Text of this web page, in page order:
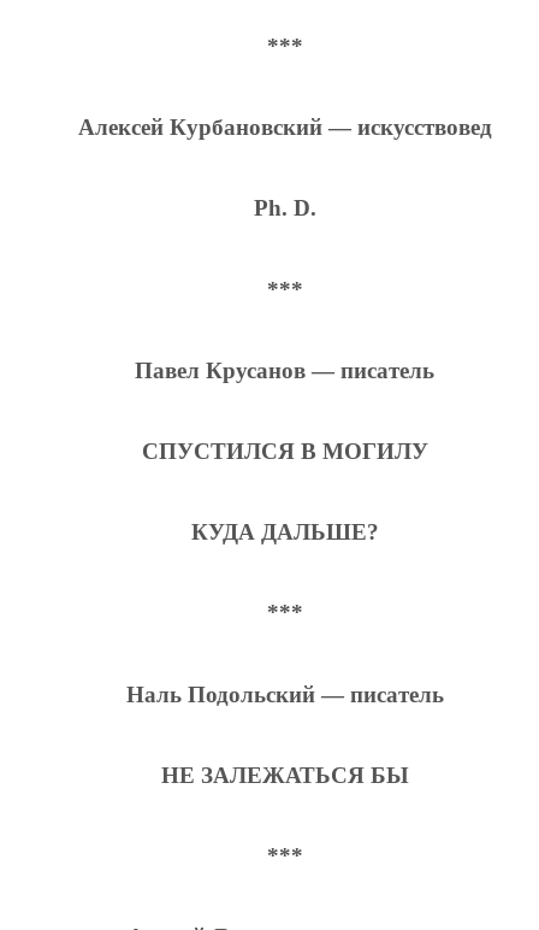
***
Алексей Курбановский — искусствовед
Ph. D.
***
Павел Крусанов — писатель
СПУСТИЛСЯ В МОГИЛУ
КУДА ДАЛЬШЕ?
***
Наль Подольский — писатель
НЕ ЗАЛЕЖАТЬСЯ БЫ
***